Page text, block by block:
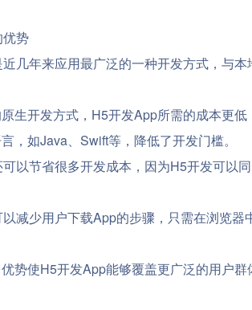
势
几年来应用最广泛的一种开发方式，与
生开发方式，H5开发App所需的成本更
，如Java、Swift等，降低了开发门槛。
以节省很多开发成本，因为H5开发可以
减少用户下载App的步骤，只需在浏览
势使H5开发App能够覆盖更广泛的用户